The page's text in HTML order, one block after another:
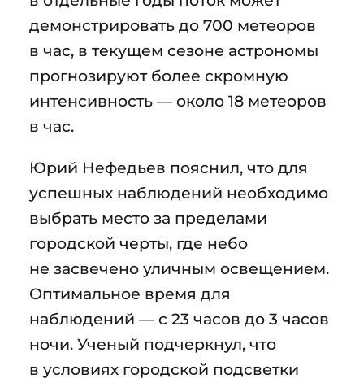
демонстрировать до 700 метеоров
в час, в текущем сезоне астрономы
прогнозируют более скромную
интенсивность — около 18 метеоров
в час.
Юрий Нефедьев пояснил, что для
успешных наблюдений необходимо
выбрать место за пределами
городской черты, где небо
не засвечено уличным освещением.
Оптимальное время для
наблюдений — с 23 часов до 3 часов
ночи. Ученый подчеркнул, что
в условиях городской подсветки